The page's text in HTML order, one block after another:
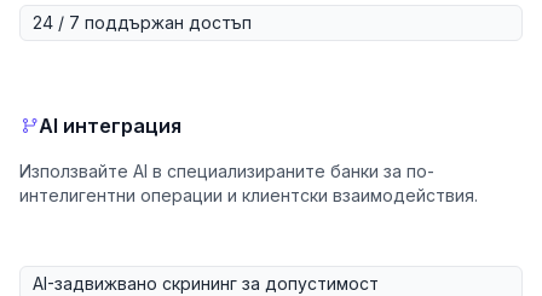
24 / 7 поддържан достъп
AI интеграция
Използвайте AI в специализираните банки за по-
интелигентни операции и клиентски взаимодействия.
AI-задвижвано скрининг за допустимост